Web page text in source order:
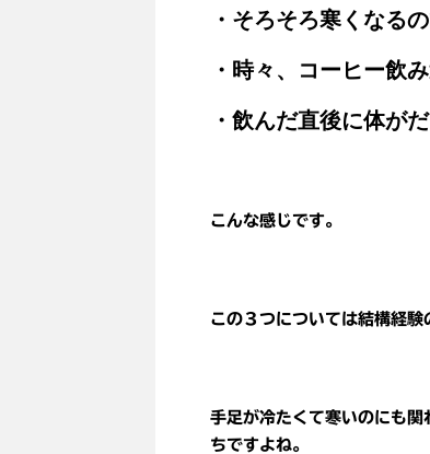
・そろそろ寒くなる
・時々、コーヒー飲
・飲んだ直後に体が
こんな感じです。
この３つについては結構経験
手足が冷たくて寒いのにも
ちですよね。